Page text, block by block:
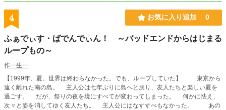
4 お気に入り追加 0
ふぁでぃす・ばでんでぃん！ ～バッドエンドからはじまる
ループもの～
作一生一
【1999年、夏。世界は終わらなかった。でも、ループしていた】 東京から
遠く離れた南の島。 主人公は七年ぶりに島へと戻り、友人たちと楽しい夏を
過ごす。 だが、祭りの夜を境にすべてが変わってしまった。 何かに怯え、
次々と姿を消してゆく友人たち。 主人公にはなすすべもなかった。 あの